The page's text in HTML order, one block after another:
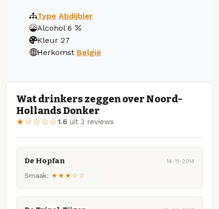
Type Abdijbier
Alcohol 6
Kleur 27
Herkomst België
Wat drinkers zeggen over Noord-
Hollands Donker
★☆☆☆☆1.6 uit 3 reviews
De Hopfan 14-11-2014
Smaak: ★★★☆☆